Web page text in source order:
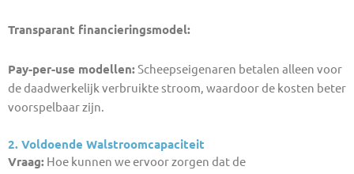
Transparant financieringsmodel:
Pay-per-use modellen:Scheepseigenaren betalen alleen voor
de daadwerkelijk verbruikte stroom, waardoor de kosten beter
voorspelbaar zijn.
2. Voldoende Walstroomcapaciteit
Vraag: Hoe kunnen we ervoor zorgen dat de